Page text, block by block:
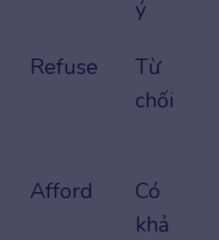
ý
Refuse
Từ
chối
Afford
Có
khả